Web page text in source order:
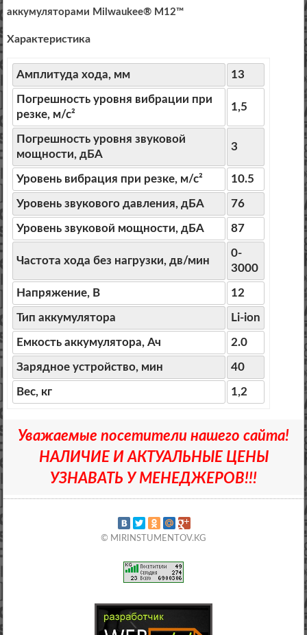
аккумуляторами Milwaukee® M12™
Характеристика
Амплитуда хода, мм 13
Погрешность уровня вибрации при
резке, м/с²
1,5
Погрешность уровня звуковой
мощности, дБА
3
Уровень вибрация при резке, м/с² 10.5
Уровень звукового давления, дБА 76
Уровень звуковой мощности, дБА 87
Частота хода без нагрузки, дв/мин
0-
3000
Напряжение, В 12
Тип аккумулятора Li-ion
Емкость аккумулятора, Ач 2.0
Зарядное устройство, мин 40
Вес, кг 1,2
Уважаемые посетители нашего сайта!
НАЛИЧИЕ И АКТУАЛЬНЫЕ ЦЕНЫ
УЗНАВАТЬ У МЕНЕДЖЕРОВ!!!
© MIRINSTUMENTOV.KG